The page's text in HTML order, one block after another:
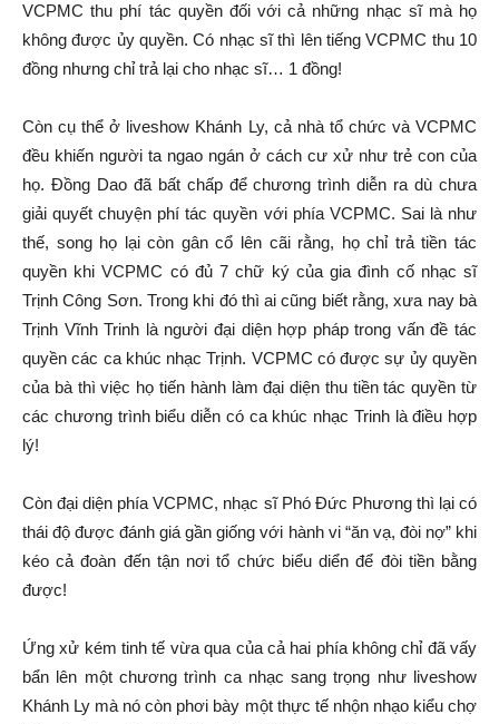
VCPMC thu phí tác quyền đối với cả những nhạc sĩ mà họ
không được ủy quyền. Có nhạc sĩ thì lên tiếng VCPMC thu 10
đồng nhưng chỉ trả lại cho nhạc sĩ… 1 đồng!
Còn cụ thể ở liveshow Khánh Ly, cả nhà tổ chức và VCPMC
đều khiến người ta ngao ngán ở cách cư xử như trẻ con của
họ. Ðồng Dao đã bất chấp để chương trình diễn ra dù chưa
giải quyết chuyện phí tác quyền với phía VCPMC. Sai là như
thế, song họ lại còn gân cổ lên cãi rằng, họ chỉ trả tiền tác
quyền khi VCPMC có đủ 7 chữ ký của gia đình cố nhạc sĩ
Trịnh Công Sơn. Trong khi đó thì ai cũng biết rằng, xưa nay bà
Trịnh Vĩnh Trinh là người đại diện hợp pháp trong vấn đề tác
quyền các ca khúc nhạc Trịnh. VCPMC có được sự ủy quyền
của bà thì việc họ tiến hành làm đại diện thu tiền tác quyền từ
các chương trình biểu diễn có ca khúc nhạc Trinh là điều hợp
lý!
Còn đại diện phía VCPMC, nhạc sĩ Phó Ðức Phương thì lại có
thái độ được đánh giá gần giống với hành vi “ăn vạ, đòi nợ” khi
kéo cả đoàn đến tận nơi tổ chức biểu diển để đòi tiền bằng
được!
Ứng xử kém tinh tế vừa qua của cả hai phía không chỉ đã vấy
bẩn lên một chương trình ca nhạc sang trọng như liveshow
Khánh Ly mà nó còn phơi bày một thực tế nhộn nhạo kiểu chợ